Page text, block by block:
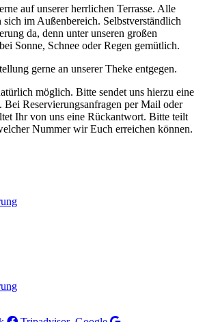
auf unserer herrlichen Terrasse. Alle
sich im Außenbereich. Selbstverständlich
da, denn unter unseren großen
Sonne, Schnee oder Regen gemütlich.
gerne an unserer Theke entgegen.
möglich. Bitte sendet uns hierzu eine
Reservierungsanfragen per Mail oder
Ihr von uns eine Rückantwort. Bitte teilt
Nummer wir Euch erreichen können.